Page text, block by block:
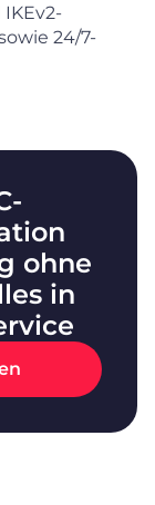
24/7-
ohne
in